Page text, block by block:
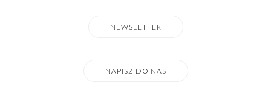
NEWSLETTER
NAPISZ DO NAS